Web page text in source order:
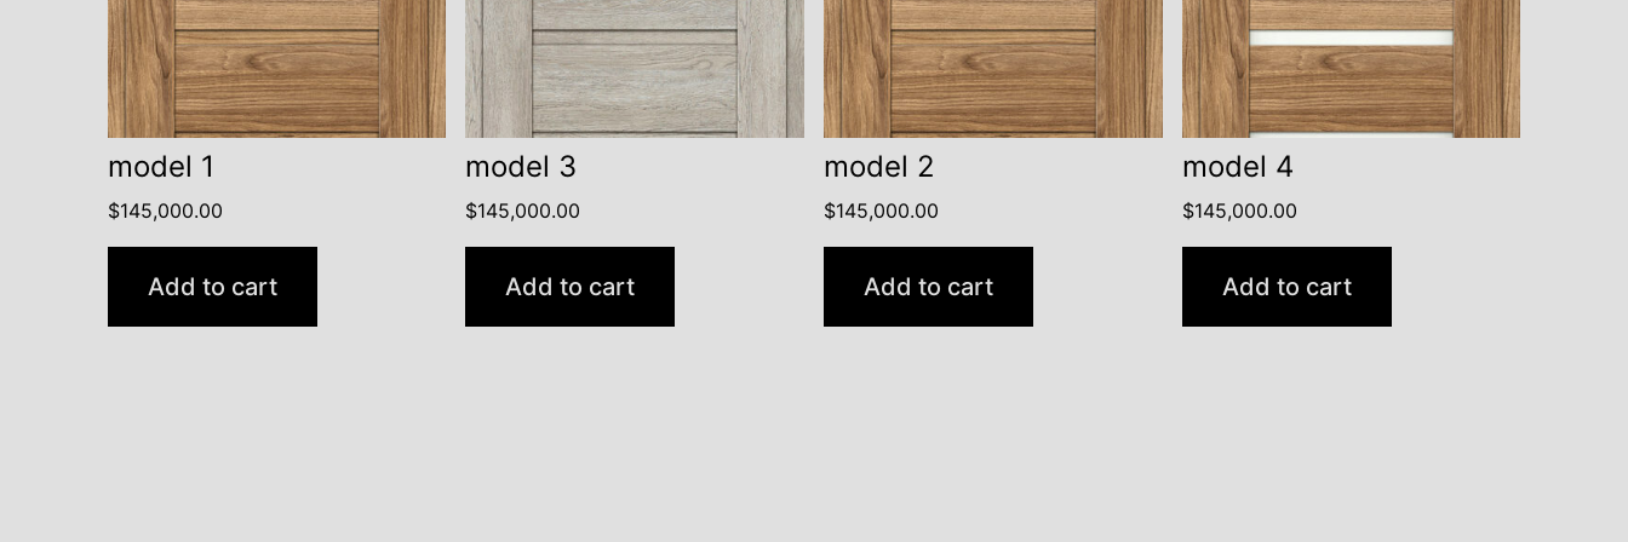
model 1
$145,000.00
Add to cart
model 3
$145,000.00
Add to cart
model 2
$145,000.00
Add to cart
model 4
$145,000.00
Add to cart